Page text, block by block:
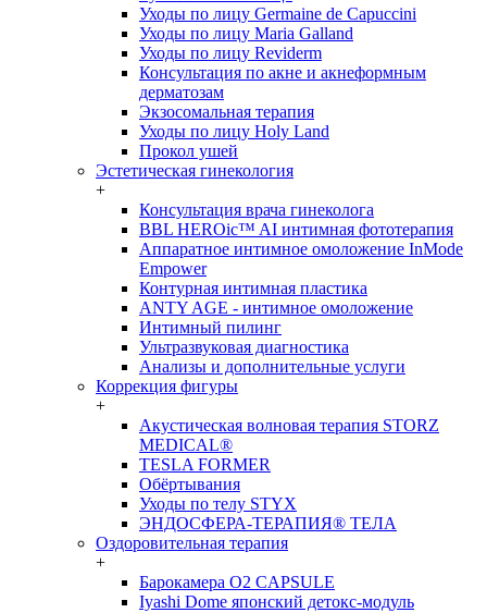
Уходы по лицу Germaine de Capuccini
Уходы по лицу Maria Galland
Уходы по лицу Reviderm
Консультация по акне и акнеформным
дерматозам
Экзосомальная терапия
Уходы по лицу Holy Land
Прокол ушей
Эстетическая гинекология
+
Консультация врача гинеколога
BBL HEROic™ AI интимная фототерапия
Аппаратное интимное омоложение InMode
Empower
Контурная интимная пластика
ANTY AGE - интимное омоложение
Интимный пилинг
Ультразвуковая диагностика
Анализы и дополнительные услуги
Коррекция фигуры
+
Акустическая волновая терапия STORZ
MEDICAL®
TESLA FORMER
Обёртывания
Уходы по телу STYX
ЭНДОСФЕРА-ТЕРАПИЯ® ТЕЛА
Оздоровительная терапия
+
Барокамера O2 CAPSULE
Iyashi Dome японский детокс-модуль